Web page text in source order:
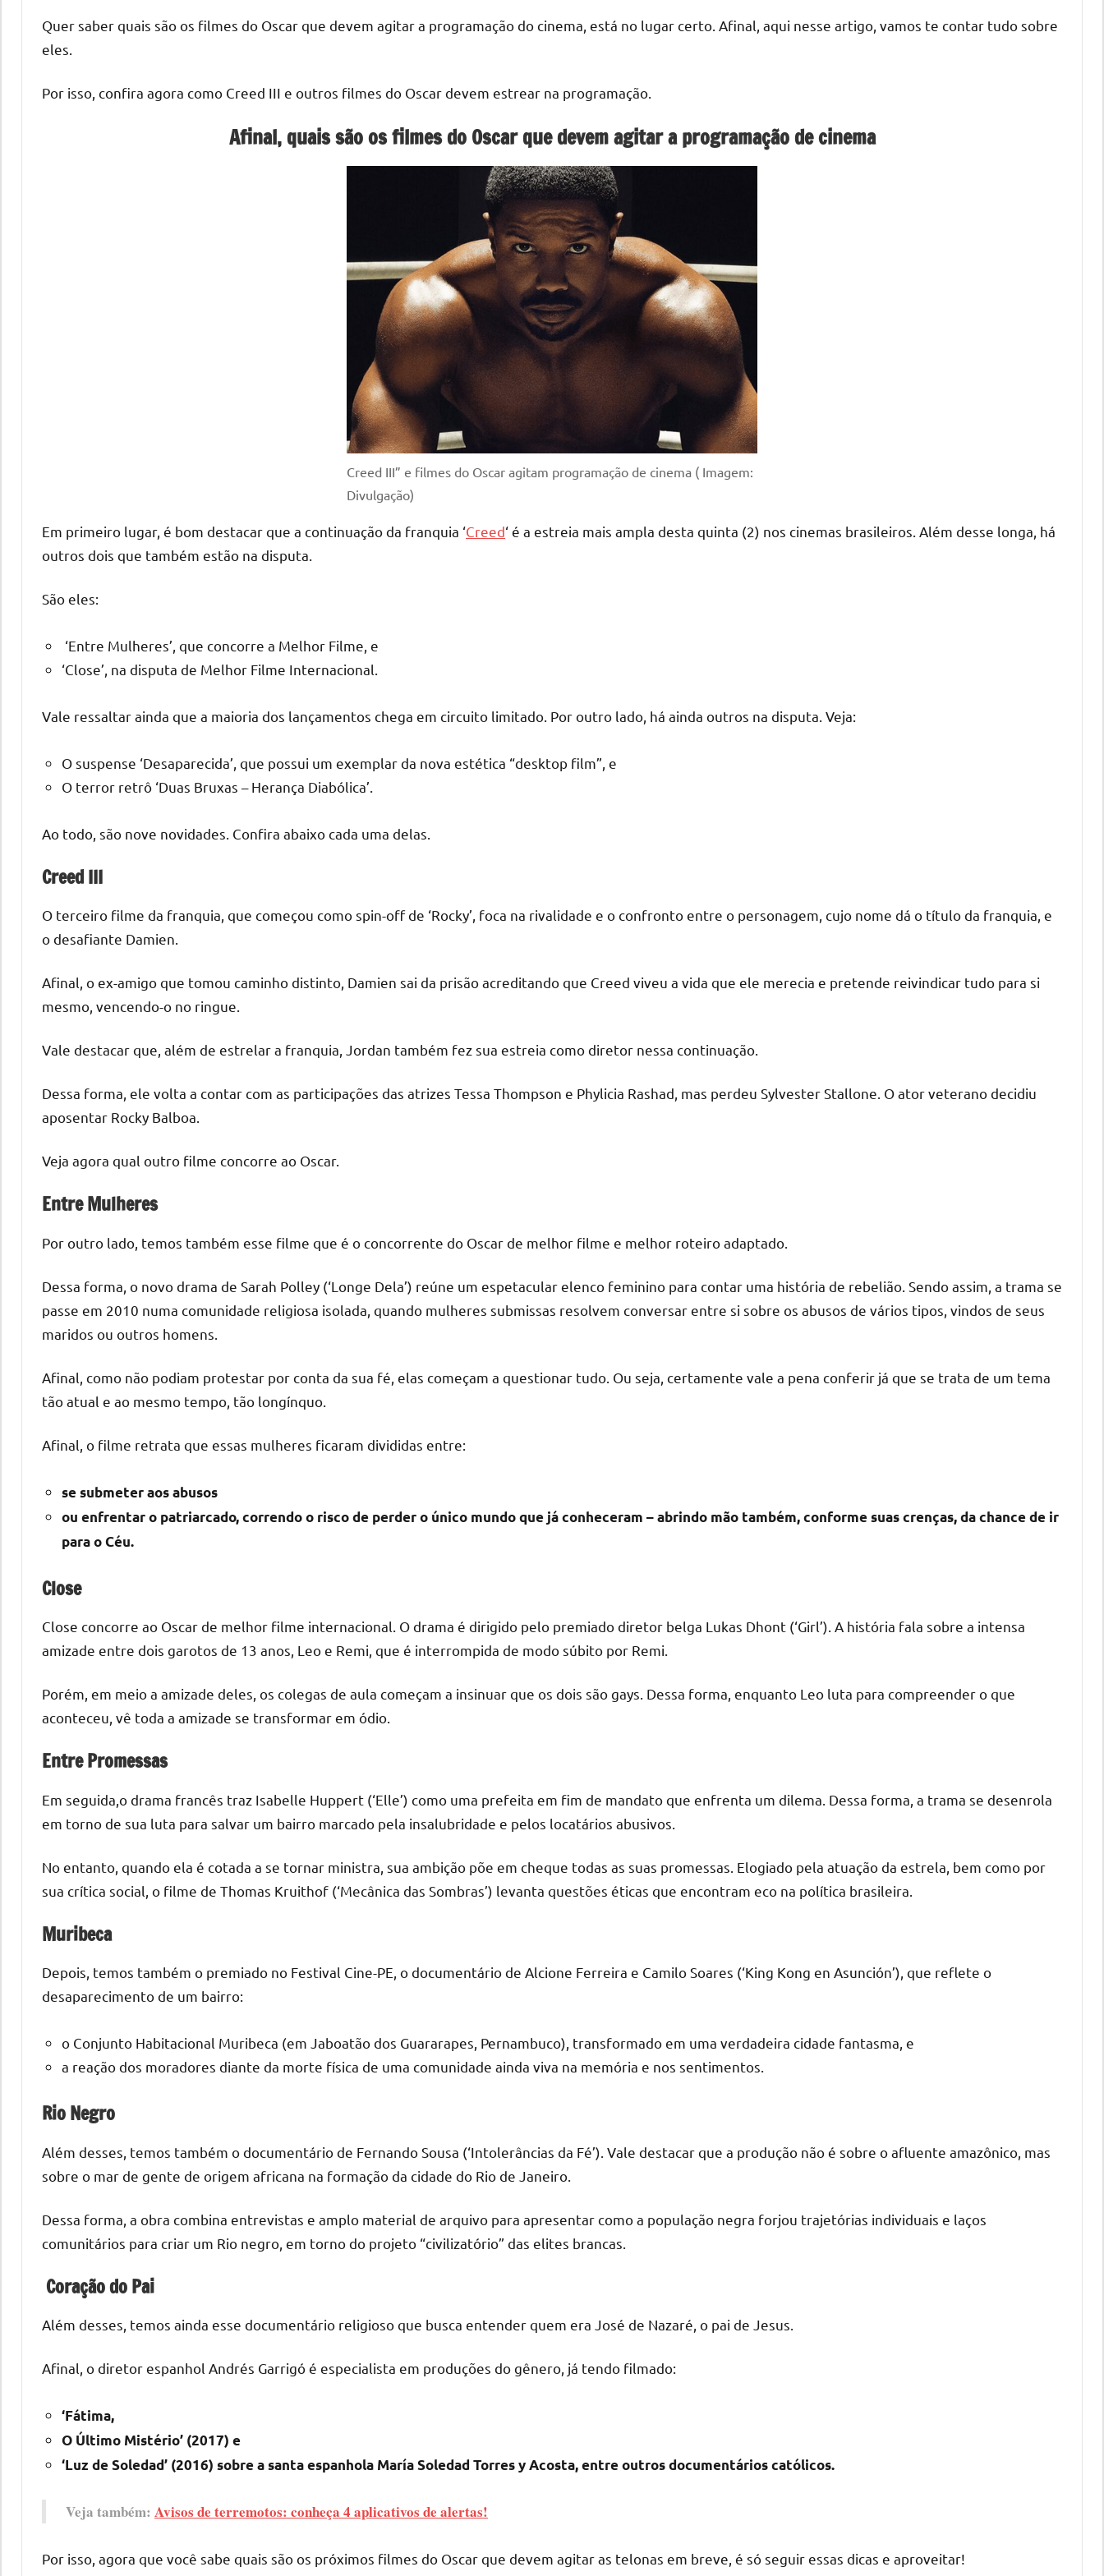
Quer saber quais são os filmes do Oscar que devem agitar a programação do cinema, está no lugar certo. Afinal, aqui nesse artigo, vamos te contar tudo sobre
eles.
Por isso, confira agora como Creed III e outros filmes do Oscar devem estrear na programação.
Afinal, quais são os filmes do Oscar que devem agitar a programação de cinema
Creed III” e filmes do Oscar agitam programação de cinema ( Imagem:
Divulgação)
Em primeiro lugar, é bom destacar que a continuação da franquia ‘Creed‘ é a estreia mais ampla desta quinta (2) nos cinemas brasileiros. Além desse longa, há
outros dois que também estão na disputa.
São eles:
‘Entre Mulheres’, que concorre a Melhor Filme, e
‘Close’, na disputa de Melhor Filme Internacional.
Vale ressaltar ainda que a maioria dos lançamentos chega em circuito limitado. Por outro lado, há ainda outros na disputa. Veja:
O suspense ‘Desaparecida’, que possui um exemplar da nova estética “desktop film”, e
O terror retrô ‘Duas Bruxas – Herança Diabólica’.
Ao todo, são nove novidades. Confira abaixo cada uma delas.
Creed III
O terceiro filme da franquia, que começou como spin-off de ‘Rocky’, foca na rivalidade e o confronto entre o personagem, cujo nome dá o título da franquia, e
o desafiante Damien.
Afinal, o ex-amigo que tomou caminho distinto, Damien sai da prisão acreditando que Creed viveu a vida que ele merecia e pretende reivindicar tudo para si
mesmo, vencendo-o no ringue.
Vale destacar que, além de estrelar a franquia, Jordan também fez sua estreia como diretor nessa continuação.
Dessa forma, ele volta a contar com as participações das atrizes Tessa Thompson e Phylicia Rashad, mas perdeu Sylvester Stallone. O ator veterano decidiu
aposentar Rocky Balboa.
Veja agora qual outro filme concorre ao Oscar.
Entre Mulheres
Por outro lado, temos também esse filme que é o concorrente do Oscar de melhor filme e melhor roteiro adaptado.
Dessa forma, o novo drama de Sarah Polley (‘Longe Dela’) reúne um espetacular elenco feminino para contar uma história de rebelião. Sendo assim, a trama se
passe em 2010 numa comunidade religiosa isolada, quando mulheres submissas resolvem conversar entre si sobre os abusos de vários tipos, vindos de seus
maridos ou outros homens.
Afinal, como não podiam protestar por conta da sua fé, elas começam a questionar tudo. Ou seja, certamente vale a pena conferir já que se trata de um tema
tão atual e ao mesmo tempo, tão longínquo.
Afinal, o filme retrata que essas mulheres ficaram divididas entre:
se submeter aos abusos
ou enfrentar o patriarcado, correndo o risco de perder o único mundo que já conheceram – abrindo mão também, conforme suas crenças, da chance de ir
para o Céu.
Close
Close concorre ao Oscar de melhor filme internacional. O drama é dirigido pelo premiado diretor belga Lukas Dhont (‘Girl’). A história fala sobre a intensa
amizade entre dois garotos de 13 anos, Leo e Remi, que é interrompida de modo súbito por Remi.
Porém, em meio a amizade deles, os colegas de aula começam a insinuar que os dois são gays. Dessa forma, enquanto Leo luta para compreender o que
aconteceu, vê toda a amizade se transformar em ódio.
Entre Promessas
Em seguida,o drama francês traz Isabelle Huppert (‘Elle’) como uma prefeita em fim de mandato que enfrenta um dilema. Dessa forma, a trama se desenrola
em torno de sua luta para salvar um bairro marcado pela insalubridade e pelos locatários abusivos.
No entanto, quando ela é cotada a se tornar ministra, sua ambição põe em cheque todas as suas promessas. Elogiado pela atuação da estrela, bem como por
sua crítica social, o filme de Thomas Kruithof (‘Mecânica das Sombras’) levanta questões éticas que encontram eco na política brasileira.
Muribeca
Depois, temos também o premiado no Festival Cine-PE, o documentário de Alcione Ferreira e Camilo Soares (‘King Kong en Asunción’), que reflete o
desaparecimento de um bairro:
o Conjunto Habitacional Muribeca (em Jaboatão dos Guararapes, Pernambuco), transformado em uma verdadeira cidade fantasma, e
a reação dos moradores diante da morte física de uma comunidade ainda viva na memória e nos sentimentos.
Rio Negro
Além desses, temos também o documentário de Fernando Sousa (‘Intolerâncias da Fé’). Vale destacar que a produção não é sobre o afluente amazônico, mas
sobre o mar de gente de origem africana na formação da cidade do Rio de Janeiro.
Dessa forma, a obra combina entrevistas e amplo material de arquivo para apresentar como a população negra forjou trajetórias individuais e laços
comunitários para criar um Rio negro, em torno do projeto “civilizatório” das elites brancas.
Coração do Pai
Além desses, temos ainda esse documentário religioso que busca entender quem era José de Nazaré, o pai de Jesus.
Afinal, o diretor espanhol Andrés Garrigó é especialista em produções do gênero, já tendo filmado:
‘Fátima,
O Último Mistério’ (2017) e
‘Luz de Soledad’ (2016) sobre a santa espanhola María Soledad Torres y Acosta, entre outros documentários católicos.
Veja também: Avisos de terremotos: conheça 4 aplicativos de alertas!
Por isso, agora que você sabe quais são os próximos filmes do Oscar que devem agitar as telonas em breve, é só seguir essas dicas e aproveitar!